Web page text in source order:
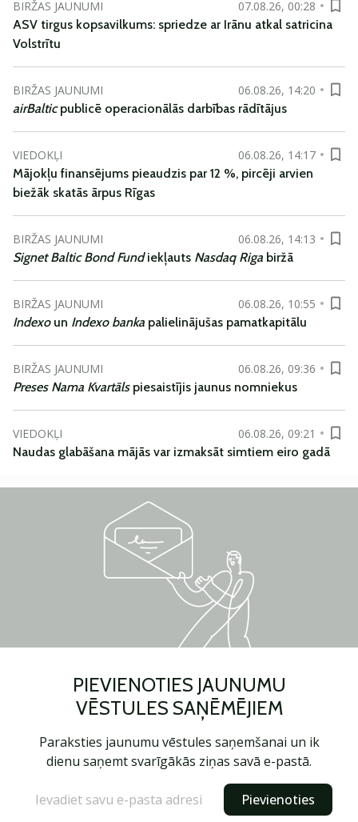
BIRŽAS JAUNUMI
07.08.26, 00:28
ASV tirgus kopsavilkums: spriedze ar Irānu atkal satricina
Volstrītu
BIRŽAS JAUNUMI
06.08.26, 14:20
airBalticpublicē operacionālās darbības rādītājus
VIEDOKĻI
06.08.26, 14:17
Mājokļu finansējums pieaudzis par 12 %, pircēji arvien
biežāk skatās ārpus Rīgas
BIRŽAS JAUNUMI
06.08.26, 14:13
Signet Baltic Bond Fundiekļauts Nasdaq Riga biržā
BIRŽAS JAUNUMI
06.08.26, 10:55
Indexoun Indexo banka palielinājušas pamatkapitālu
BIRŽAS JAUNUMI
06.08.26, 09:36
Preses Nama Kvartāls piesaistījis jaunus nomniekus
VIEDOKĻI
06.08.26, 09:21
Naudas glabāšana mājās var izmaksāt simtiem eiro gadā
PIEVIENOTIES JAUNUMU
VĒSTULES SAŅĒMĒJIEM
Paraksties jaunumu vēstules saņemšanai un ik
dienu saņemt svarīgākās ziņas savā e-pastā.
Pievienoties